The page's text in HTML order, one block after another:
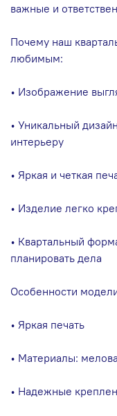
важные и
Почему наш
любимым:
• Изображение
• Уникальный
интерьеру
• Яркая и четкая
• Изделие легко
• Квартальный
планировать дела
Особенности
• Яркая печать
• Материалы:
• Надежные